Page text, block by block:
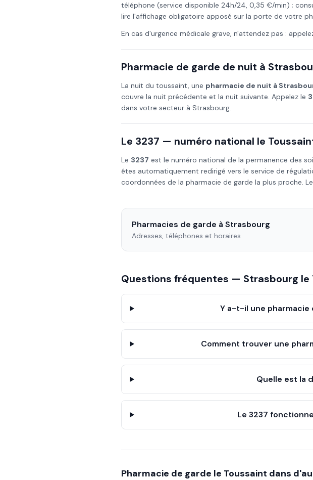
téléphone (service disponible 24h/24, 0,35 €/min) ;
lire l'affichage obligatoire apposé sur la porte de votre
En cas d'urgence médicale grave, n'attendez pas :
Pharmacie de garde de nuit à
La nuit du toussaint, une pharmacie de nuit à
couvre la nuit précédente et la nuit suivante. Appelez le
dans votre secteur à Strasbourg.
Le 3237 — numéro national le
Le 3237 est le numéro national de la permanence des
êtes automatiquement redirigé vers le service de
coordonnées de la pharmacie de garde la plus proche.
Pharmacies de garde à Strasbourg
Adresses, téléphones et horaires
Questions fréquentes — Strasbourg le
Y a-t-il une pharmacie
Comment trouver une
Quelle est la
Le 3237
Pharmacie de garde le Toussaint dans